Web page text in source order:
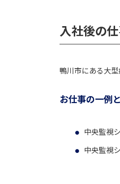
入社後の
鴨川市にある大
お仕事の一例
中央監視
中央監視